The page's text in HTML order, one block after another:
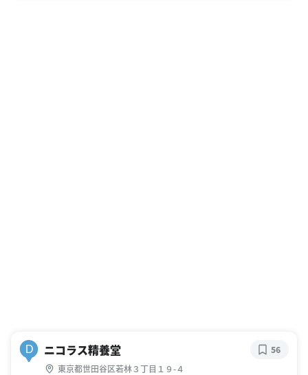
D ニコラス精養堂
東京都世田谷区若林３丁目１９-４
56